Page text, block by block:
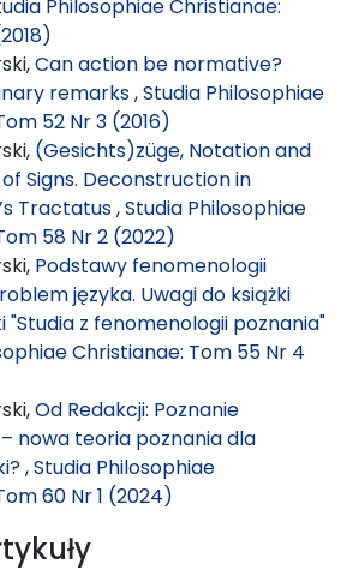
Philosophiae Christianae:
Can action be normative?
remarks,Studia Philosophiae
52 Nr 3 (2016)
(Gesichts)züge, Notation and
Signs. Deconstruction in
Tractatus,Studia Philosophiae
58 Nr 2 (2022)
Podstawy fenomenologii
języka. Uwagi do książki
"Studia z fenomenologii poznania"
Christianae: Tom 55 Nr 4
Od Redakcji: Poznanie
nowa teoria poznania dla
,Studia Philosophiae
60 Nr 1 (2024)